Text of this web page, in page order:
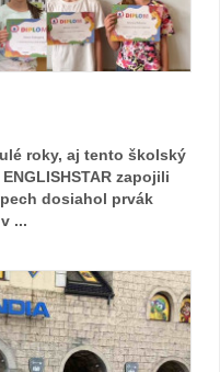
roky, aj tento školský
zapojili
dosiahol prvák
...